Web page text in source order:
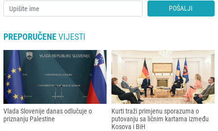
POŠALJI
PREPORUČENEVIJESTI
Vlada Slovenije danas odlučuje o
priznanju Palestine
Kurti traži primjenu sporazuma o
putovanju sa ličnim kartama između
Kosova i BiH